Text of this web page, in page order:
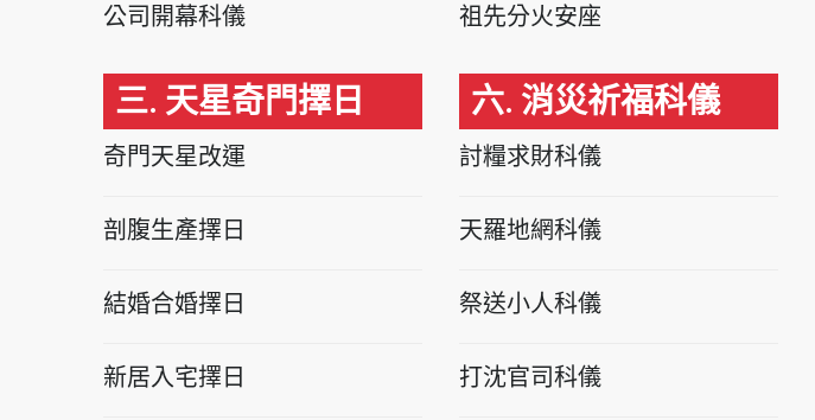
公司開幕科儀
三. 天星奇門擇日
奇門天星改運
剖腹生產擇日
結婚合婚擇日
新居入宅擇日
祖先分火安座
六. 消災祈福科儀
討糧求財科儀
天羅地網科儀
祭送小人科儀
打沈官司科儀